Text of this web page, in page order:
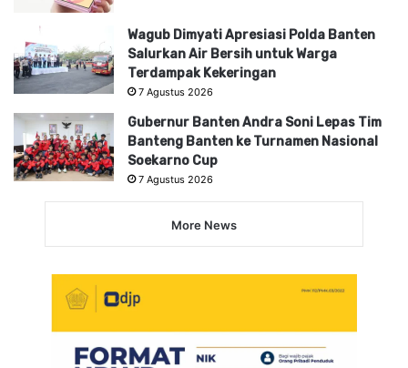
Wagub Dimyati Apresiasi Polda Banten
Salurkan Air Bersih untuk Warga
Terdampak Kekeringan
7 Agustus 2026
Gubernur Banten Andra Soni Lepas Tim
Banteng Banten ke Turnamen Nasional
Soekarno Cup
7 Agustus 2026
More News